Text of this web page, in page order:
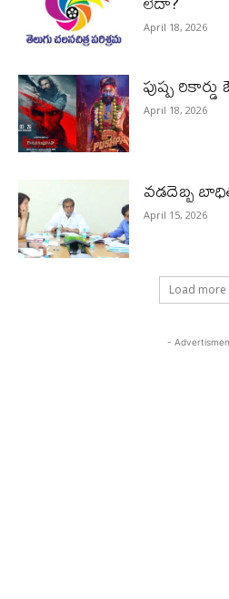
April 18, 2026
పుష్ప
April 18, 2026
వడదెబ్బ
April 15, 2026
Load more
-